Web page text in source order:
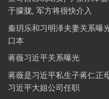
于朦胧, 军方将很快介入
秦玥乐和习明泽夫妻关系曝
口本
蒋薇习近平关系曝光
蒋薇是习近平私生子蒋仁正
习近平大姐公司任职